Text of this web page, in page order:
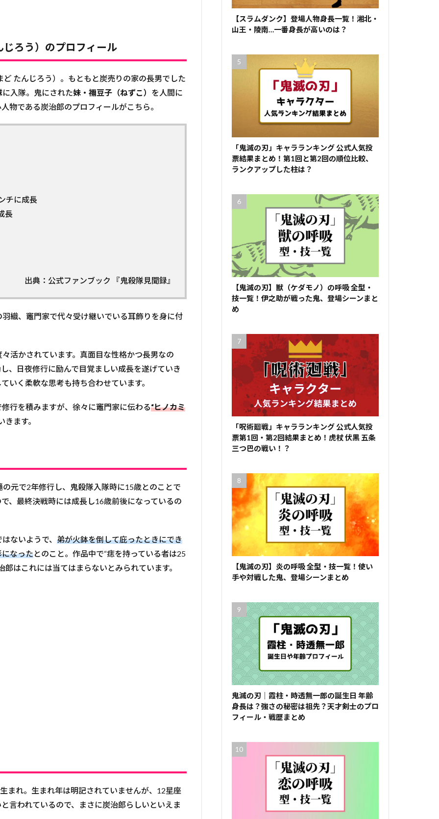
ろう）のプロフィール
ど たんじろう）。もともと炭売りの家の長男でした
に入隊。鬼にされた妹・禰󠄀豆子（ねずこ） を人間に
物である炭治郎のプロフィールがこちら。
チに成長
長
出典：公式ファンブック 『鬼殺隊見聞録』
織、竈門家で代々受け継いでいる耳飾りを身に付
活かされています。真面目な性格かつ長男なの
、日夜修行に励んで目覚ましい成長を遂げていき
いく柔軟な思考も持ち合わせています。
行を積みますが、徐々に竈門家に伝わる“ヒノカミ
ます。
元で2年修行し、鬼殺隊入隊時に15歳とのことで
、最終決戦時には成長し16歳前後になっているの
ないようで、 弟が火鉢を倒して庇ったときにでき
なったとのこと。作品中で“痣を持っている者は25
はこれには当てはまらないとみられています。
まれ。生まれ年は明記されていませんが、12星座
言われているので、まさに炭治郎らしいといえま
【スラムダンク】登場人物身長一覧！湘北・
山王・陵南…一番身長が高いのは？
「鬼滅の刃」キャラランキング 公式人気投
票結果まとめ！第1回と第2回の順位比較、
ランクアップした柱は？
【鬼滅の刃】獣（ケダモノ）の呼吸 全型・
技一覧！伊之助が戦った鬼、登場シーンまと
め
「呪術廻戦」キャラランキング 公式人気投
票第1回・第2回結果まとめ！虎杖 伏黒 五条
三つ巴の戦い！？
【鬼滅の刃】炎の呼吸 全型・技一覧！使い
手や対戦した鬼、登場シーンまとめ
鬼滅の刃｜霞柱・時透無一郎の誕生日 年齢
身長は？強さの秘密は祖先？天才剣士のプロ
フィール・戦歴まとめ